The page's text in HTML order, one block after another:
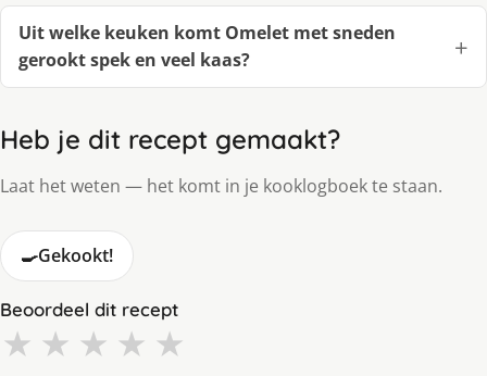
Uit welke keuken komt Omelet met sneden
gerookt spek en veel kaas?
Heb je dit recept gemaakt?
Laat het weten — het komt in je kooklogboek te staan.
🍳Gekookt!
Beoordeel dit recept
★ ★ ★ ★ ★